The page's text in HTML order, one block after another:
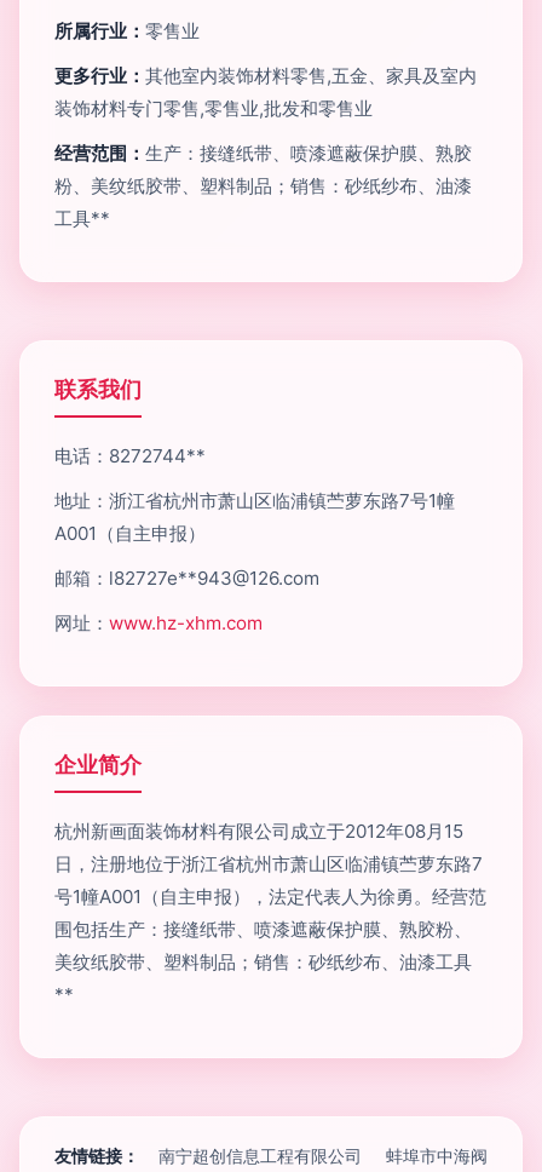
所属行业： 零售业
更多行业： 其他室内装饰材料零售,五金、家具及室内
装饰材料专门零售,零售业,批发和零售业
经营范围： 生产：接缝纸带、喷漆遮蔽保护膜、熟胶
粉、美纹纸胶带、塑料制品；销售：砂纸纱布、油漆
工具**
联系我们
电话：8272744**
地址：浙江省杭州市萧山区临浦镇苎萝东路7号1幢
A001（自主申报）
邮箱：l82727e**943@126.com
网址： www.hz-xhm.com
企业简介
杭州新画面装饰材料有限公司成立于2012年08月15
日，注册地位于浙江省杭州市萧山区临浦镇苎萝东路7
号1幢A001（自主申报），法定代表人为徐勇。经营范
围包括生产：接缝纸带、喷漆遮蔽保护膜、熟胶粉、
美纹纸胶带、塑料制品；销售：砂纸纱布、油漆工具
**
友情链接： 南宁超创信息工程有限公司
蚌埠市中海阀